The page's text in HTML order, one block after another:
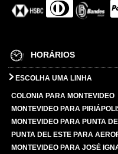
HORÁRIOS
ESCOLHA UMA LINHA
COLONIA PARA MONTEVIDEO
MONTEVIDEO PARA
MONTEVIDEO PARA PUNTA
PUNTA DEL ESTE PARA
MONTEVIDEO PARA JOSÉ